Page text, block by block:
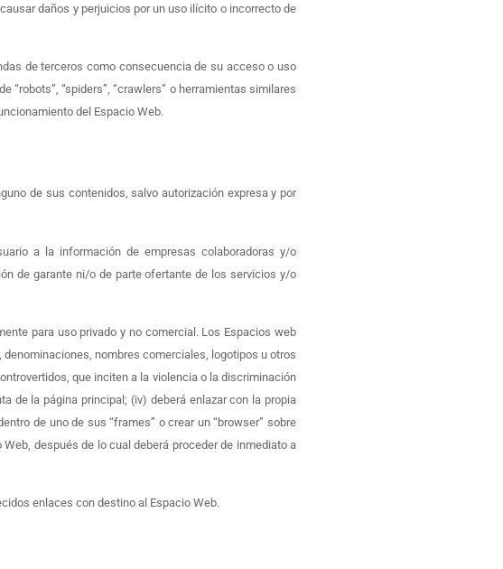
daños y perjuicios por un uso ilícito o incorrecto de
de terceros como consecuencia de su acceso o uso
“spiders”, “crawlers” o herramientas similares
del Espacio Web.
de sus contenidos, salvo autorización expresa y por
a la información de empresas colaboradoras y/o
de garante ni/o de parte ofertante de los servicios y/o
para uso privado y no comercial. Los Espacios web
nombres comerciales, logotipos u otros
que inciten a la violencia o la discriminación
de la página principal; (iv) deberá enlazar con la propia
de uno de sus “frames” o crear un “browser” sobre
después de lo cual deberá proceder de inmediato a
enlaces con destino al Espacio Web.